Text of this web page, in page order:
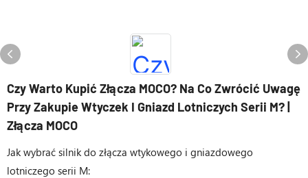
Czy Warto Kupić Złącza MOCO? Na Co Zwrócić Uwagę
Przy Zakupie Wtyczek I Gniazd Lotniczych Serii M? |
Złącza MOCO
Jak wybrać silnik do złącza wtykowego i gniazdowego
lotniczego serii M: